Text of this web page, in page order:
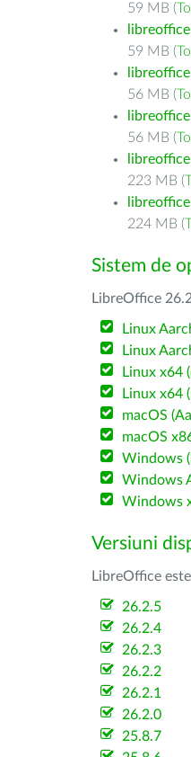
59 MB (
59 MB (
56 MB (
56 MB (
223 MB (
224 MB (
Sistem de
LibreOffice
Linux
Linux
Linux x64
Linux x64
macOS
macOS
Windows
Windows
Windows
Versiuni
LibreOffice
26.2.5
26.2.4
26.2.3
26.2.2
26.2.1
26.2.0
25.8.7